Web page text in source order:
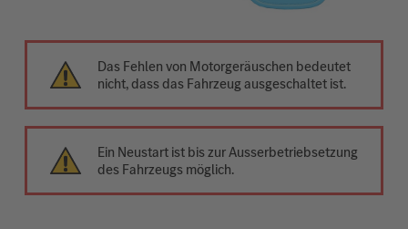
Das Fehlen von Motorgeräuschen bedeutet
nicht, dass das Fahrzeug ausgeschaltet ist.
Ein Neustart ist bis zur Ausserbetriebsetzung
des Fahrzeugs möglich.